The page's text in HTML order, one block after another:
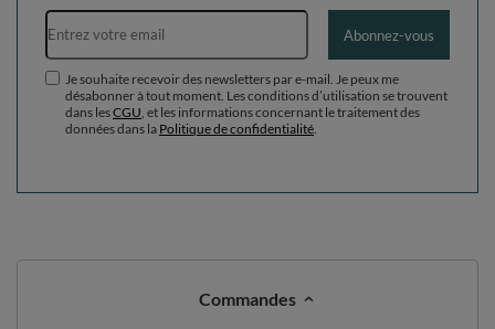
Adresse e-mail
Abonnez-vous
Je souhaite recevoir des newsletters par e-mail. Je peux me
désabonner à tout moment. Les conditions d’utilisation se trouvent
dans lesCGU , et les informations concernant le traitement des
données dans la Politique de confidentialité
Commandes